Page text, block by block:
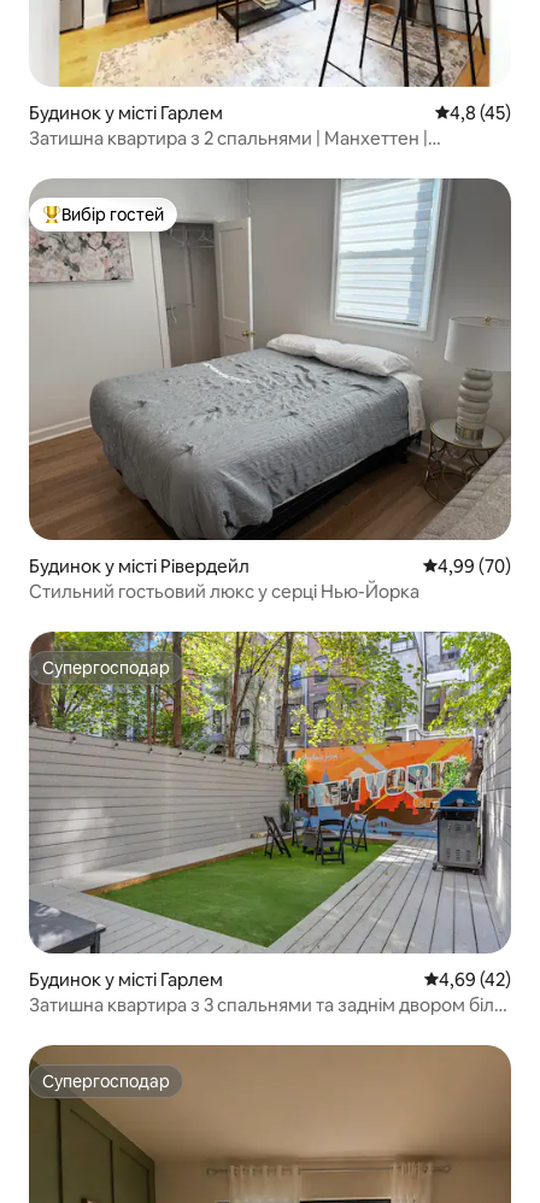
Будинок у місті Гарлем Середня
4,8 (45)
Затишна квартира з 2 спальнями | Манхеттен |
Топ вибір гостей
Вибір гостей
Будинок у місті Рівердейл Середня
4,99 (70)
Стильний гостьовий люкс у серці Нью-Йорка
Супергосподар
Супергосподар
Будинок у місті Гарлем Середня
4,69 (42)
Затишна квартира з 3 спальнями та заднім двором біля
Супергосподар
Супергосподар